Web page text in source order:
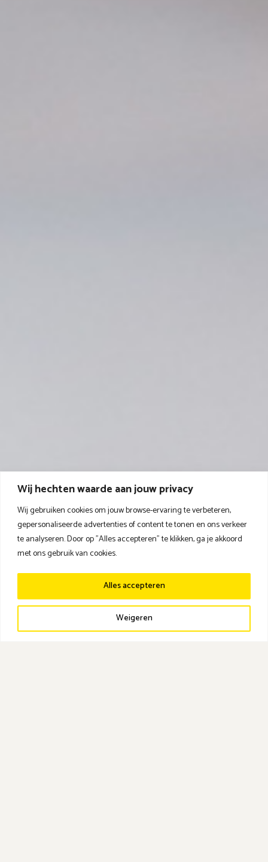
Wij hechten waarde aan jouw privacy
Wij gebruiken cookies om jouw browse-ervaring te verbeteren,
gepersonaliseerde advertenties of content te tonen en ons verkeer
te analyseren. Door op "Alles accepteren" te klikken, ga je akkoord
met ons gebruik van cookies.
Weigeren
Alles accepteren